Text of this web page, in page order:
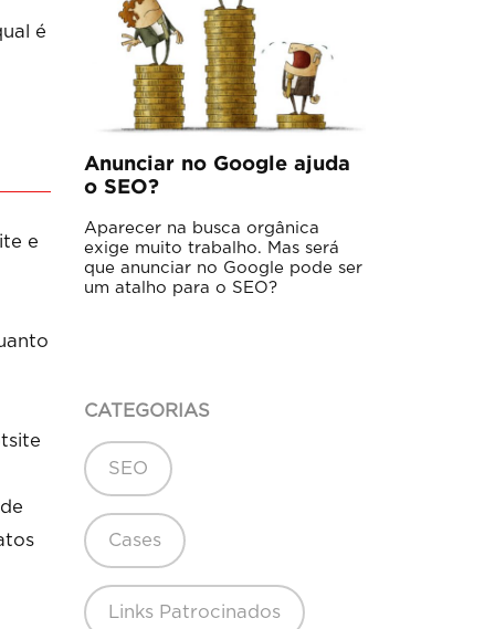
é
e
Anunciar no Google ajuda
o SEO?
Aparecer na busca orgânica
exige muito trabalho. Mas será
que anunciar no Google pode ser
um atalho para o SEO?
CATEGORIAS
SEO
Cases
Links Patrocinados